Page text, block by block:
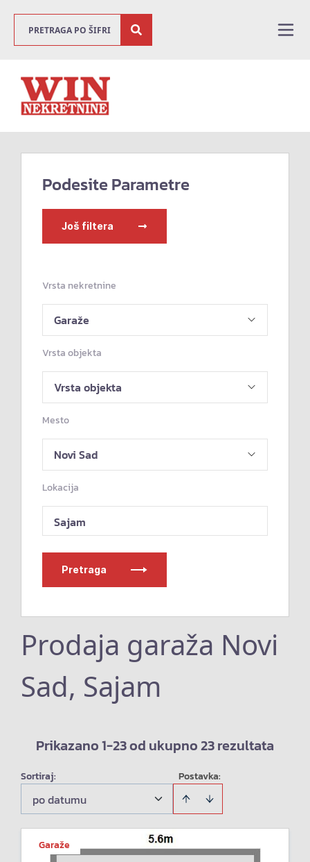
Podesite Parametre
Još filtera
Vrsta nekretnine
Vrsta objekta
Mesto
Lokacija
Sajam
Pretraga
Prodaja garaža Novi
Sad, Sajam
Prikazano 1-23 od ukupno 23 rezultata
Postavka:
Sortiraj:
po datumu
Garaže